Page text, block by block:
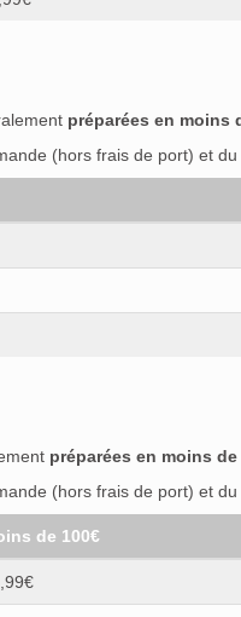
préparées en moins
(hors frais de port) et
préparées en moins de
(hors frais de port) et
de 100€